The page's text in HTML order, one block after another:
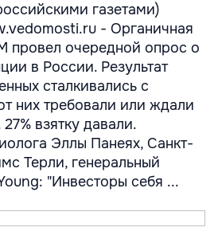
газетами)
- Органичная
очередной опрос о
в России. Результат
сталкивались с
них требовали или ждали
взятку давали.
Эллы Панеях, Санкт-
Терли, генеральный
"Инвесторы себя ...